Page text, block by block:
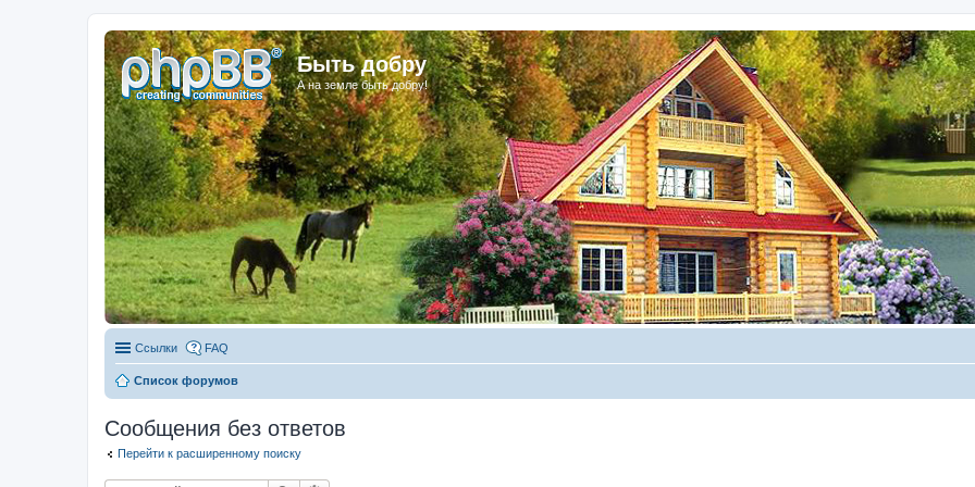
Быть добру
А на земле быть добру!
Ссылки FAQ
Список форумов
Сообщения без ответов
Перейти к расширенному поиску